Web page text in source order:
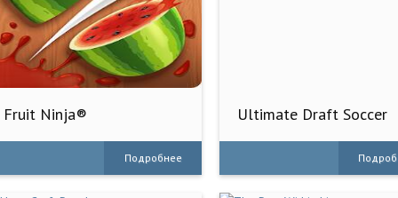
Fruit Ninja®
Подробнее
Ultimate Draft Soccer